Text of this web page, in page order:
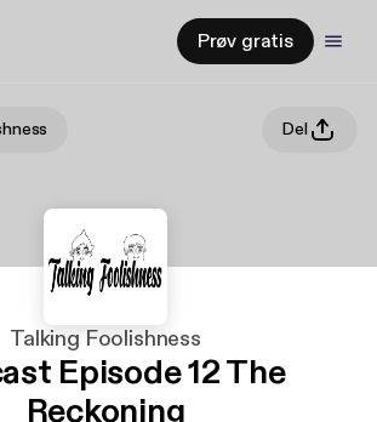
Prøv gratis
Del
Talking Foolishness
Episode 12 The
Reckoning